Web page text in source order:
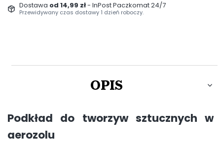
Dostawa od 14,99 zł- InPost Paczkomat 24/7
Przewidywany czas dostawy 1 dzień roboczy.
OPIS
Podkład do tworzyw sztucznych w
aerozolu